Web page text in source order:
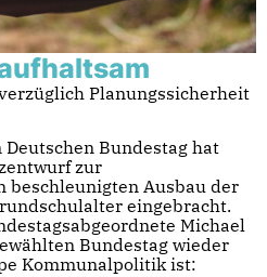
Planungssicherheit
Deutschen Bundestag hat
zur
beschleunigten Ausbau der
eingebracht.
Michael
Bundestag wieder
Kommunalpolitik ist: